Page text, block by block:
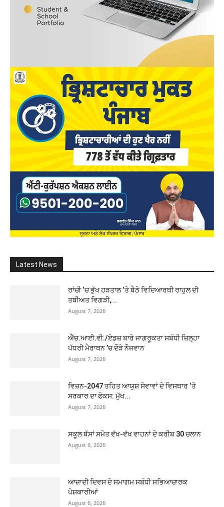
Latest News
ਰਾਂਚੀ ‘ਚ ਭੁੱਖ ਹੜਤਾਲ ‘ਤੇ ਬੈਠੇ ਵਿਦਿਆਰਥੀ ਰਾਹੁਲ ਦੀ
ਤਬੀਅਤ ਵਿਗੜੀ,...
August 7, 2026
ਐੱਚ.ਆਈ.ਵੀ./ਏਡਜ਼ ਬਾਰੇ ਜਾਗਰੂਕਤਾ ਸਬੰਧੀ ਜ਼ਿਲ੍ਹਾ
ਪੱਧਰੀ ਮੈਰਾਥਨ ’ਚ ਦੌੜੇ ਨੌਜਵਾਨ
August 7, 2026
ਵਿਜ਼ਨ-2047 ਤਹਿਤ ਆਯੁਸ਼ ਸੇਵਾਵਾਂ ਦੇ ਵਿਸਥਾਰ ‘ਤੇ
ਸਰਕਾਰ ਦਾ ਫੋਕਸ: ਮੁੱਖ...
August 7, 2026
ਸਕੂਲ ਬੱਸਾਂ ਸਮੇਤ ਵੱਖ-ਵੱਖ ਵਾਹਨਾਂ ਦੇ ਕਰੀਬ 30 ਚਲਾਨ
August 6, 2026
ਆਜ਼ਾਦੀ ਦਿਵਸ ਦੇ ਸਮਾਗਮ ਸਬੰਧੀ ਸਭਿਆਚਾਰਕ
ਪੇਸ਼ਕਾਰੀਆਂ
August 6, 2026